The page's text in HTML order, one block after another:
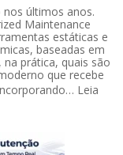
últimos anos.
Maintenance
estáticas e
baseadas em
prática, quais são
que recebe
Leia